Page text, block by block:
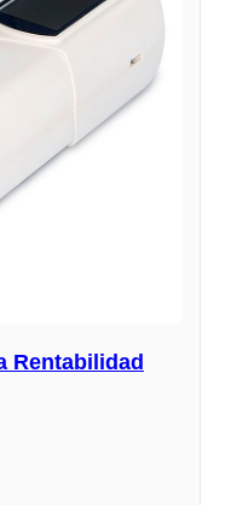
Rentabilidad